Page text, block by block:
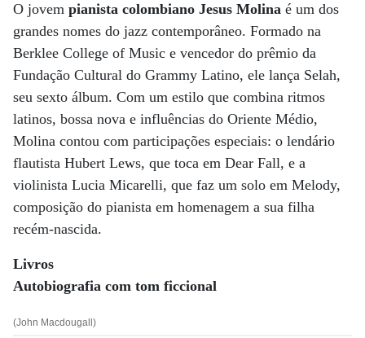
O jovem pianista colombiano Jesus Molina é um dos
grandes nomes do jazz contemporâneo. Formado na
Berklee College of Music e vencedor do prêmio da
Fundação Cultural do Grammy Latino, ele lança Selah,
seu sexto álbum. Com um estilo que combina ritmos
latinos, bossa nova e influências do Oriente Médio,
Molina contou com participações especiais: o lendário
flautista Hubert Lews, que toca em Dear Fall, e a
violinista Lucia Micarelli, que faz um solo em Melody,
composição do pianista em homenagem a sua filha
recém-nascida.
Livros
Autobiografia com tom ficcional
(John Macdougall)